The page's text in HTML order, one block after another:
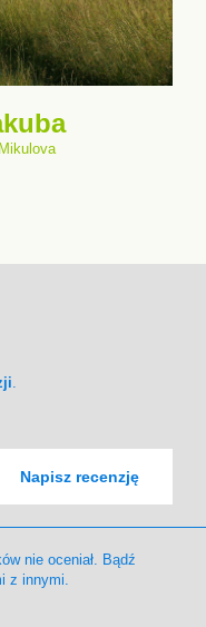
.
Napisz recenzję
nie oceniał. Bądź
z innymi.